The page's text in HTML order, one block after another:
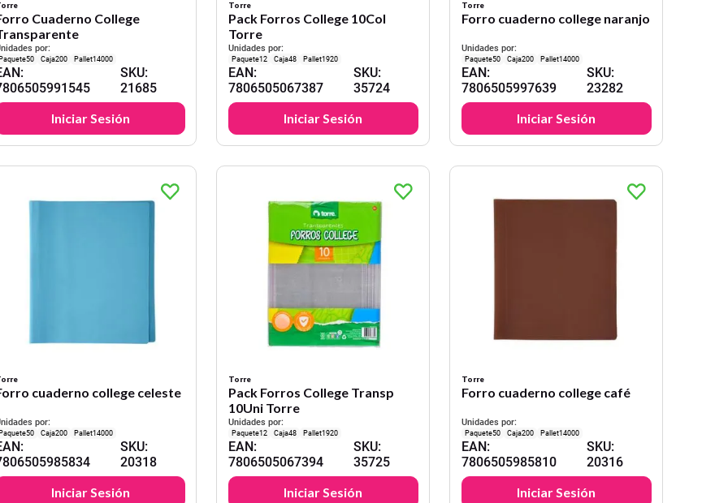
Cuaderno College
por:
50 200 14000
:
SKU:
21685
Iniciar Sesión
Torre
Pack Forros College 10Col
Torre
Unidades por:
12 48 1920
EAN:
7806505067387
SKU:
35724
Iniciar Sesión
Torre
Forro cuaderno college naranjo
Unidades por:
50 200 14000
EAN:
7806505997639
SKU:
23282
Iniciar Sesión
cuaderno college celeste
por:
50 200 14000
:
SKU:
20318
Iniciar Sesión
Torre
Pack Forros College Transp
10Uni Torre
Unidades por:
12 48 1920
EAN:
7806505067394
SKU:
35725
Iniciar Sesión
Torre
Forro cuaderno college café
Unidades por:
50 200 14000
EAN:
7806505985810
SKU:
20316
Iniciar Sesión